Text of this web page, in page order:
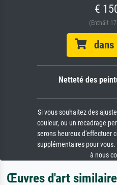
€
(Enthält
dans
Netteté des
Si vous souhaitez des
couleur, ou un recadrage
serons heureux d'effectuer
supplémentaires pour
à nous
Œuvres d'art